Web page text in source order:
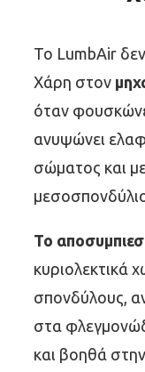
Το LumbAir δεν
Χάρη στον
όταν
ανυψώνει
σώματος και
Το
κυριολεκτικά
σπονδύλους,
στα
και βοηθά